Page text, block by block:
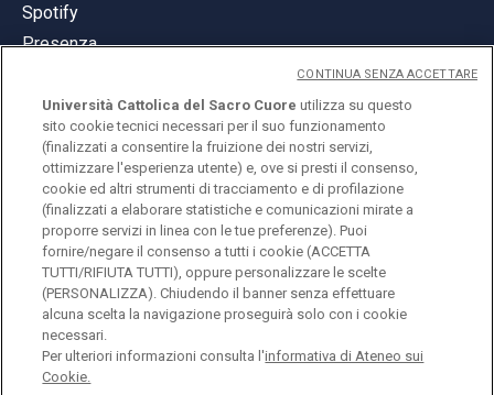
Spotify
Presenza
© Università Cattolica del Sacro Cuore
Largo A. Gemelli 1, 20123 Milano
PI 02133120150
ENGLISH
Università Cattolica del Sacro Cuore utilizza su questo
sito cookie tecnici necessari per il suo funzionamento
(finalizzati a consentire la fruizione dei nostri servizi,
ottimizzare l'esperienza utente) e, ove si presti il consenso,
cookie ed altri strumenti di tracciamento e di profilazione
(finalizzati a elaborare statistiche e comunicazioni mirate a
proporre servizi in linea con le tue preferenze). Puoi
fornire/negare il consenso a tutti i cookie (ACCETTA
TUTTI/RIFIUTA TUTTI), oppure personalizzare le scelte
(PERSONALIZZA). Chiudendo il banner senza effettuare
alcuna scelta la navigazione proseguirà solo con i cookie
necessari.
Per ulteriori informazioni consulta l'informativa di Ateneo sui
Cookie.
CONTINUA SENZA ACCETTARE